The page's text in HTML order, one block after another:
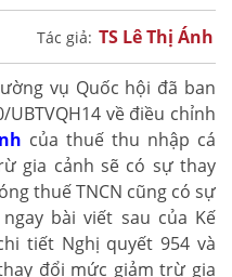
Tác giả: TS Lê Thị Ánh
vụ Quốc hội đã ban
về điều chỉnh
của thuế thu nhập cá
gia cảnh sẽ có sự thay
thuế TNCN cũng có sự
bài viết sau của Kế
tiết Nghị quyết 954 và
đổi mức giảm trừ gia